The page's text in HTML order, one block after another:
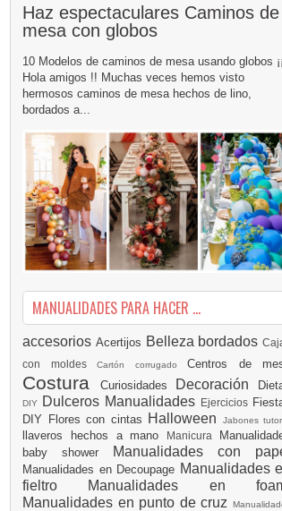
Haz espectaculares Caminos de
mesa con globos
10 Modelos de caminos de mesa usando globos ¡¡
Hola amigos !! Muchas veces hemos visto
hermosos caminos de mesa hechos de lino,
bordados a...
MANUALIDADES PARA HACER ...
accesorios Acertijos Belleza bordados
con moldes Cartón corrugado Centros de
Costura Curiosidades Decoración
DIY Dulceros Manualidades Ejercicios
DIY Flores con cintas Halloween Jabones
llaveros hechos a mano Manicura
baby shower
Manualidades con
Manualidades en Decoupage Manualidades
fieltro Manualidades en
Manualidades en punto de cruz